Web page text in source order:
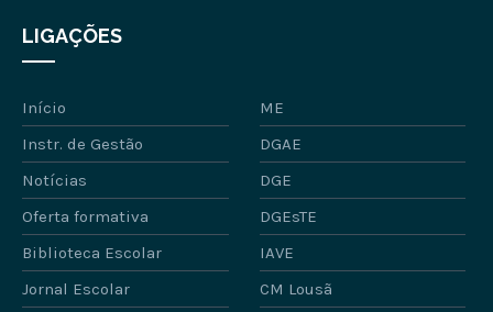
LIGAÇÕES
Início
ME
Instr. de Gestão
DGAE
Notícias
DGE
Oferta formativa
DGEsTE
Biblioteca Escolar
IAVE
Jornal Escolar
CM Lousã